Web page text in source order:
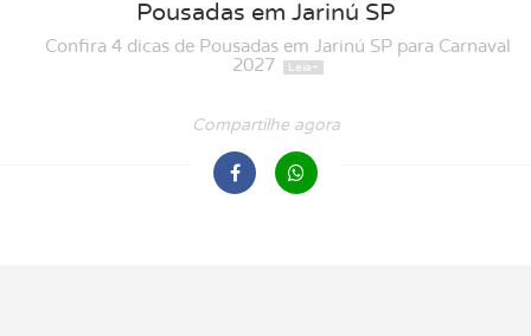
Pousadas em Jarinú SP
Confira 4 dicas de Pousadas em Jarinú SP para Carnaval
2027
Compartilhe agora